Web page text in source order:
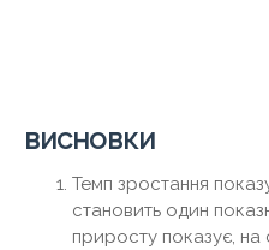
висновки
Темп зростання
становить один
приросту показує, на